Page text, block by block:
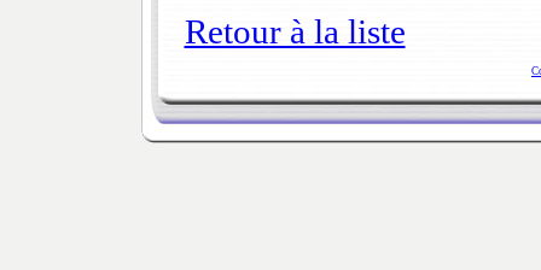
Retour à la liste